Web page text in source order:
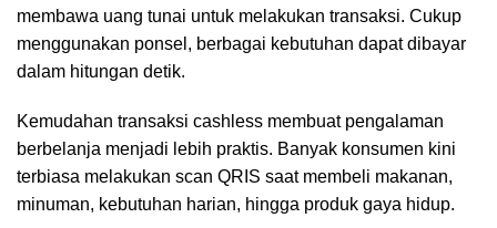
membawa uang tunai untuk melakukan transaksi. Cukup
menggunakan ponsel, berbagai kebutuhan dapat dibayar
dalam hitungan detik.
Kemudahan transaksi cashless membuat pengalaman
berbelanja menjadi lebih praktis. Banyak konsumen kini
terbiasa melakukan scan QRIS saat membeli makanan,
minuman, kebutuhan harian, hingga produk gaya hidup.